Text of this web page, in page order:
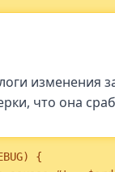
изменения
что она
{